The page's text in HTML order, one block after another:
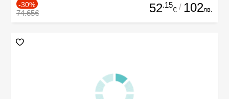
-30%
74.65€ 52.15
€ / 102лв.